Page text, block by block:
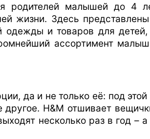
родителей малышей до 4
жизни. Здесь
и товаров для
ассортимент
да и не только её: под
H&M отшивает
несколько раз в год –